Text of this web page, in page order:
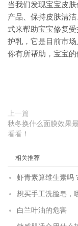
当我们发现宝宝皮
产品、保持皮肤清
式来帮助宝宝修复
护乳，它是目前市
你有所帮助，宝宝
上一篇
秋冬换什么面膜效果
看看！
相关推荐
虾青素算维生素吗
想买手工洗脸皂，
白兰叶油的危害